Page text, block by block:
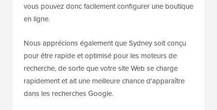
vous pouvez donc facilement configurer une boutique
en ligne.
Nous apprécions également que Sydney soit conçu
pour être rapide et optimisé pour les moteurs de
recherche, de sorte que votre site Web se charge
rapidement et ait une meilleure chance d'apparaître
dans les recherches Google.